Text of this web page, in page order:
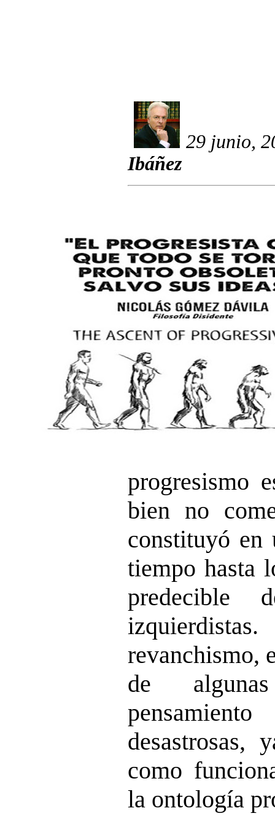
29 junio,
Ibáñez
progresismo
bien no
constituyó en
tiempo hasta
predecible
revanchismo,
de
desastrosas,
como
la ontología